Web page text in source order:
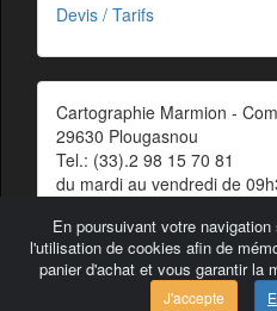
En poursuivant votre
l'utilisation de cookies afin de
panier d'achat et vous garantir la
J'accepte
Devis / Tarifs
Cartographie Marmion -
29630 Plougasnou
Tel.: (33).2 98 15 70 81
du mardi au vendredi de
Contact